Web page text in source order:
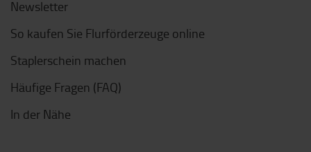
Newsletter
So kaufen Sie Flurförderzeuge online
Staplerschein machen
Häufige Fragen (FAQ)
In der Nähe